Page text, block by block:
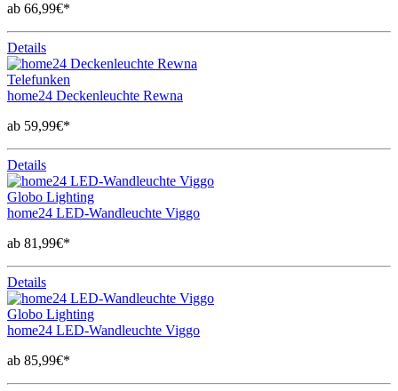
ab 66,99€*
Details
Telefunken
home24 Deckenleuchte Rewna
ab 59,99€*
Details
Globo Lighting
home24 LED-Wandleuchte Viggo
ab 81,99€*
Details
Globo Lighting
home24 LED-Wandleuchte Viggo
ab 85,99€*